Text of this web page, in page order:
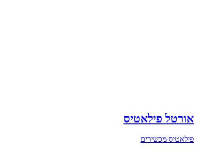
אורטל פילאטיס
פילאטיס מכשירים